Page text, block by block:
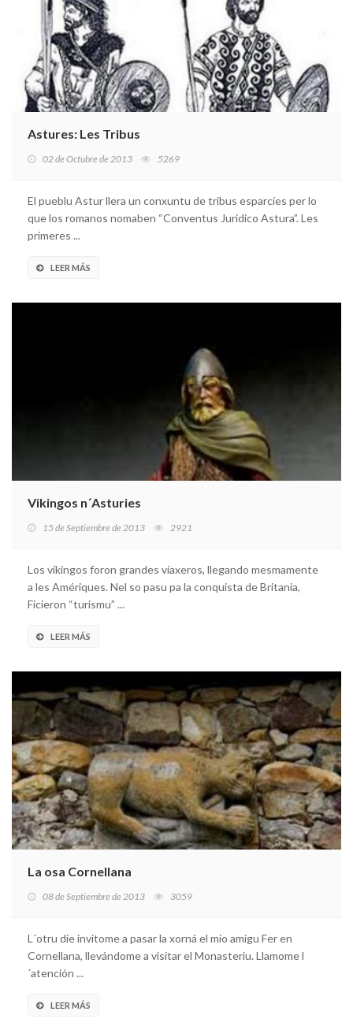
Astures: Les Tribus
02 de Octubre de 2013 5269
El pueblu Astur llera un conxuntu de tribus esparcíes per lo
que los romanos nomaben “Conventus Juridico Astura”. Les
primeres ...
LEER MÁS
Vikingos n´Asturies
15 de Septiembre de 2013 2921
Los vikingos foron grandes viaxeros, llegando mesmamente
a les Amériques. Nel so pasu pa la conquista de Britania,
Ficieron “turismu” ...
LEER MÁS
La osa Cornellana
08 de Septiembre de 2013 3059
L´otru die invitome a pasar la xorná el mio amigu Fer en
Cornellana, llevándome a visitar el Monasteriu. Llamome l
´atención ...
LEER MÁS